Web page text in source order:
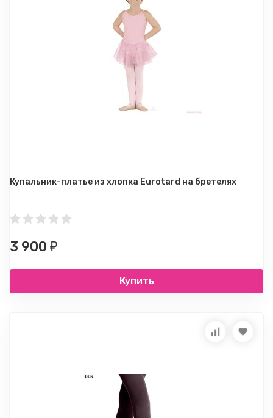
Купальник-платье из хлопка Eurotard на бретелях
3 900 ₽
Купить